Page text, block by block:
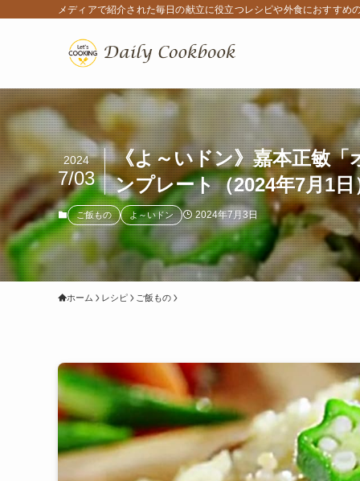
メディアで紹介された毎日の献立に役立つレシピや外食におすすめ
《よ～いドン》嘉本正敏
ンプレート（2024年7月1日
2024
7/03
ご飯もの よ～いドン 2024年7月3日
ホーム レシピ ご飯もの